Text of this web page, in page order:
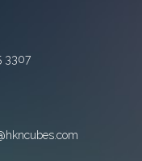
3307